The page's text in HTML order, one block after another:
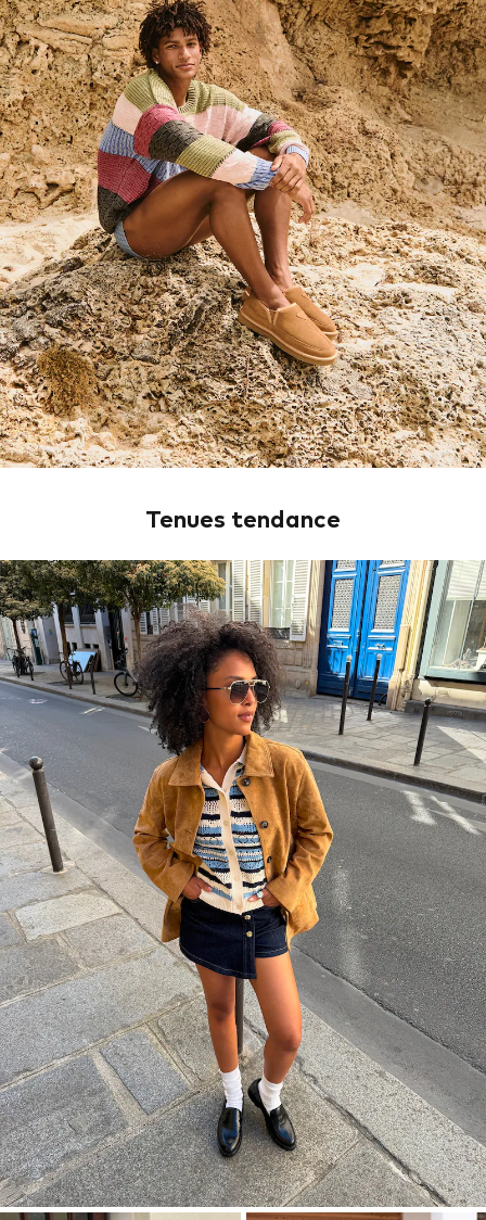
Tenues tendance